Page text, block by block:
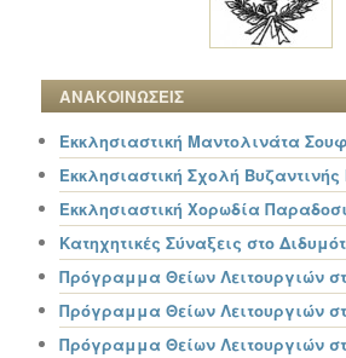
ΑΝΑΚΟΙΝΩΣΕΙΣ
Εκκλησιαστική Μαντολινάτα
Εκκλησιαστική Σχολή Βυζαντινής
Εκκλησιαστική Χορωδία
Κατηχητικές Σύναξεις στο
Πρόγραμμα Θείων Λειτουργιών
Πρόγραμμα Θείων Λειτουργιών
Πρόγραμμα Θείων Λειτουργιών